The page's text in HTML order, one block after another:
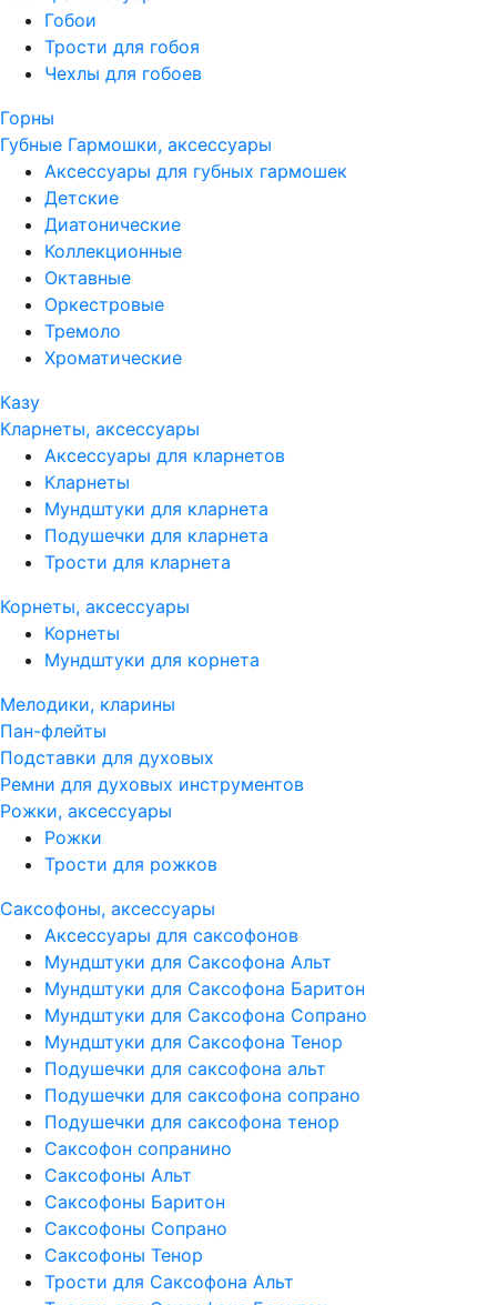
Гобои
Трости для гобоя
Чехлы для гобоев
Горны
Губные Гармошки, аксессуары
Аксессуары для губных гармошек
Детские
Диатонические
Коллекционные
Октавные
Оркестровые
Тремоло
Хроматические
Казу
Кларнеты, аксессуары
Аксессуары для кларнетов
Кларнеты
Мундштуки для кларнета
Подушечки для кларнета
Трости для кларнета
Корнеты, аксессуары
Корнеты
Мундштуки для корнета
Мелодики, кларины
Пан-флейты
Подставки для духовых
Ремни для духовых инструментов
Рожки, аксессуары
Рожки
Трости для рожков
Саксофоны, аксессуары
Аксессуары для саксофонов
Мундштуки для Саксофона Альт
Мундштуки для Саксофона Баритон
Мундштуки для Саксофона Сопрано
Мундштуки для Саксофона Тенор
Подушечки для саксофона альт
Подушечки для саксофона сопрано
Подушечки для саксофона тенор
Саксофон сопранино
Саксофоны Альт
Саксофоны Баритон
Саксофоны Сопрано
Саксофоны Тенор
Трости для Саксофона Альт